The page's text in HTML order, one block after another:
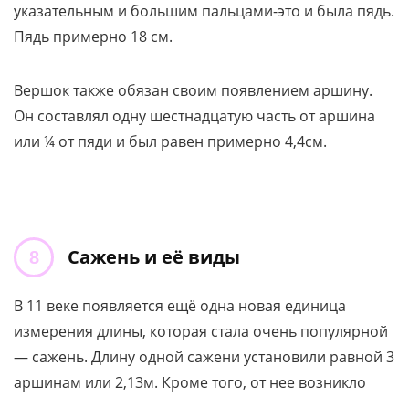
указательным и большим пальцами-это и была пядь.
Пядь примерно 18 см.
Вершок также обязан своим появлением аршину.
Он составлял одну шестнадцатую часть от аршина
или ¼ от пяди и был равен примерно 4,4см.
Сажень и её виды
В 11 веке появляется ещё одна новая единица
измерения длины, которая стала очень популярной
— сажень. Длину одной сажени установили равной 3
аршинам или 2,13м. Кроме того, от нее возникло